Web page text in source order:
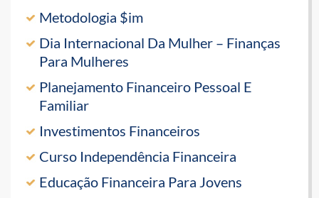
Metodologia $im
Dia Internacional Da Mulher – Finanças
Para Mulheres
Planejamento Financeiro Pessoal E
Familiar
Investimentos Financeiros
Curso Independência Financeira
Educação Financeira Para Jovens